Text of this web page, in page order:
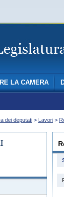
LA CAMERA
dei deputati > Lavori >